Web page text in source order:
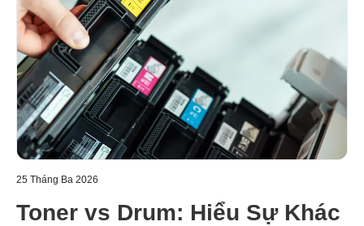
25 Tháng Ba 2026
Toner vs Drum: Hiểu Sự Khác